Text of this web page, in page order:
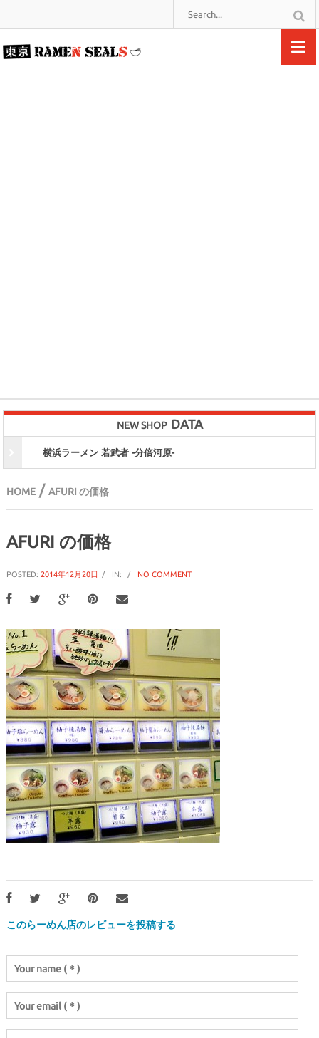
NEW SHOP DATA
横浜ラーメン 若武者 -分倍河原-
HOME/ AFURI の価格
AFURI の価格
POSTED: 2014年12月20日 IN: NO COMMENT
このらーめん店のレビューを投稿する